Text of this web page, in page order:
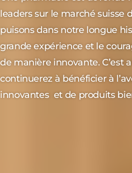
leaders sur le marché suisse
puisons dans notre longue
grande expérience et le
de manière innovante. C’est
continuerez à bénéficier à
innovantes et de produits